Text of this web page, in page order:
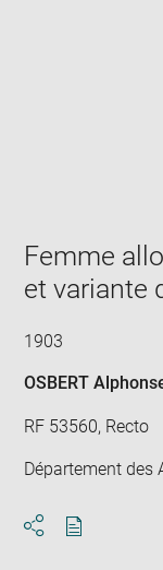
Femme
et variante
1903
OSBERT
RF 53560, Recto
Département des